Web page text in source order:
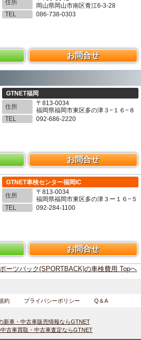
住所
岡山県岡山市南区青江6-3-28
TEL
086-738-0303
お問合せ
GTNET福岡
住所
〒813-0034
福岡県福岡市東区多の津３−１６−８
TEL
092-686-2220
お問合せ
GTNET車検センター福岡IC
住所
〒813-0034
福岡県福岡市東区多の津３ー１６−５
TEL
092-284-1100
お問合せ
ーツバック(SPORTBACK)の車検費用 Topへ
約 プライバシーポリシー Q＆A
新車・中古車販売情報ならGTNET
古車買取・中古車査定ならGTNET